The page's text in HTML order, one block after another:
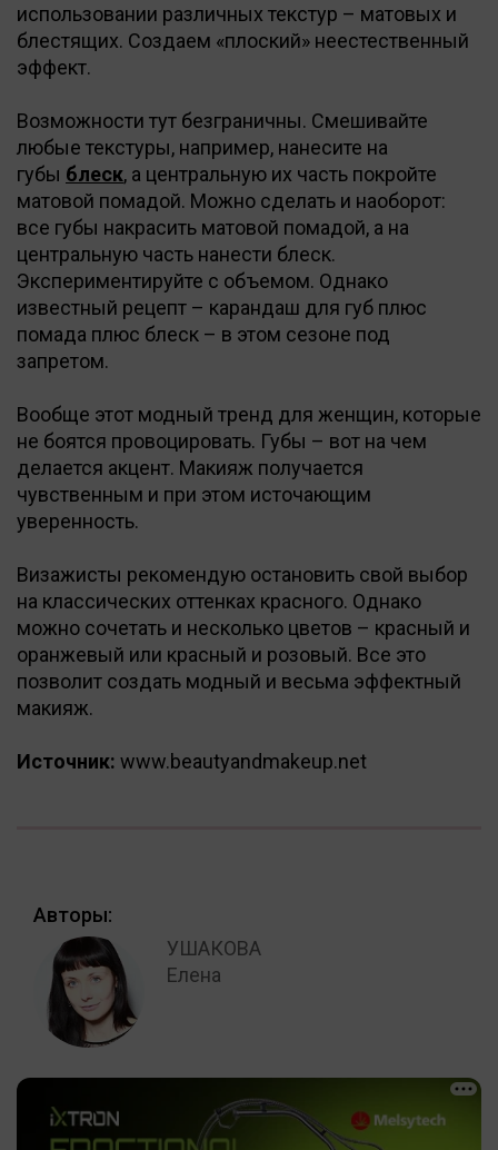
использовании различных текстур – матовых и
блестящих. Создаем «плоский» неестественный
эффект.
Возможности тут безграничны. Смешивайте
любые текстуры, например, нанесите на
губы блеск, а центральную их часть покройте
матовой помадой. Можно сделать и наоборот:
все губы накрасить матовой помадой, а на
центральную часть нанести блеск.
Экспериментируйте с объемом. Однако
известный рецепт – карандаш для губ плюс
помада плюс блеск – в этом сезоне под
запретом.
Вообще этот модный тренд для женщин, которые
не боятся провоцировать. Губы – вот на чем
делается акцент. Макияж получается
чувственным и при этом источающим
уверенность.
Визажисты рекомендую остановить свой выбор
на классических оттенках красного. Однако
можно сочетать и несколько цветов – красный и
оранжевый или красный и розовый. Все это
позволит создать модный и весьма эффектный
макияж.
Источник: www.beautyandmakeup.net
Авторы:
УШАКОВА
Елена